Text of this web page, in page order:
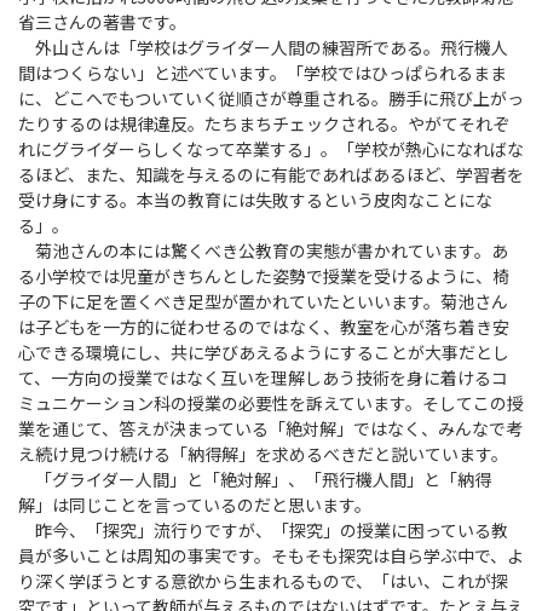
省三さんの著書です。
外山さんは「学校はグライダー人間の練習所である。飛行機人
間はつくらない」と述べています。「学校ではひっぱられるまま
に、どこへでもついていく従順さが尊重される。勝手に飛び上がっ
たりするのは規律違反。たちまちチェックされる。やがてそれぞ
れにグライダーらしくなって卒業する」。「学校が熱心になればな
るほど、また、知識を与えるのに有能であればあるほど、学習者を
受け身にする。本当の教育には失敗するという皮肉なことにな
る」。
菊池さんの本には驚くべき公教育の実態が書かれています。あ
る小学校では児童がきちんとした姿勢で授業を受けるように、椅
子の下に足を置くべき足型が置かれていたといいます。菊池さん
は子どもを一方的に従わせるのではなく、教室を心が落ち着き安
心できる環境にし、共に学びあえるようにすることが大事だとし
て、一方向の授業ではなく互いを理解しあう技術を身に着けるコ
ミュニケーション科の授業の必要性を訴えています。そしてこの授
業を通じて、答えが決まっている「絶対解」ではなく、みんなで考
え続け見つけ続ける「納得解」を求めるべきだと説いています。
「グライダー人間」と「絶対解」、「飛行機人間」と「納得
解」は同じことを言っているのだと思います。
昨今、「探究」流行りですが、「探究」の授業に困っている教
員が多いことは周知の事実です。そもそも探究は自ら学ぶ中で、よ
り深く学ぼうとする意欲から生まれるもので、「はい、これが探
究です」といって教師が与えるものではないはずです。たとえ与え